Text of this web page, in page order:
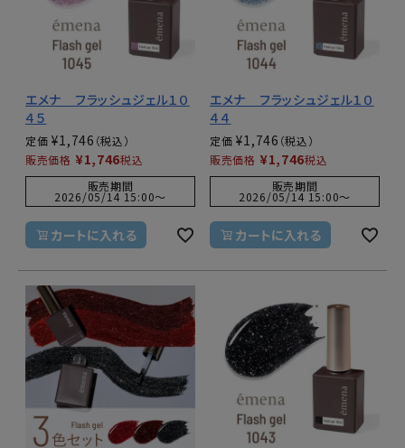
エメナ フラッシュジェル１０
４５
定価 ¥1,746
販売価格 ¥1,746税込
販売期間
2026/05/14 15:00〜
カートに入れる
エメナ フラッシュジェル１０
４４
定価 ¥1,746
販売価格 ¥1,746税込
販売期間
2026/05/14 15:00〜
カートに入れる